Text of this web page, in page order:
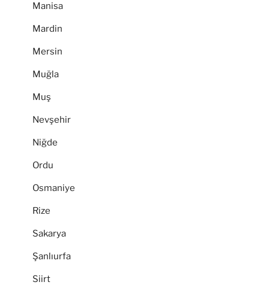
Manisa
Mardin
Mersin
Muğla
Muş
Nevşehir
Niğde
Ordu
Osmaniye
Rize
Sakarya
Şanlıurfa
Siirt